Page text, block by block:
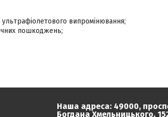
ультрафіолетового випромінювання;
пошкоджень;
Наша адреса: 49000,
Богдана Хмельницького,